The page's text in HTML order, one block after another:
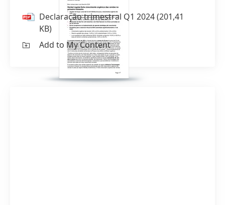
Declaração trimestral Q1 2024(201,41
KB)
Add to My Content